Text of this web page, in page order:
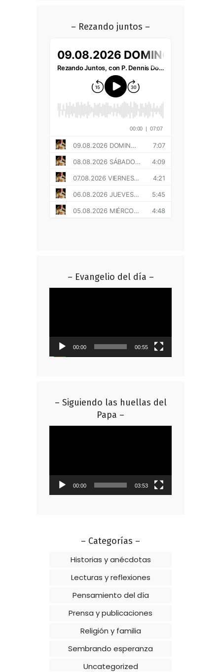
– Rezando juntos –
– Evangelio del día –
00:00 00:55
– Siguiendo las huellas del
Papa –
00:00 03:53
– Categorías –
Historias y anécdotas
Lecturas y reflexiones
Pensamiento del día
Prensa y publicaciones
Religión y familia
Sembrando esperanza
Uncategorized